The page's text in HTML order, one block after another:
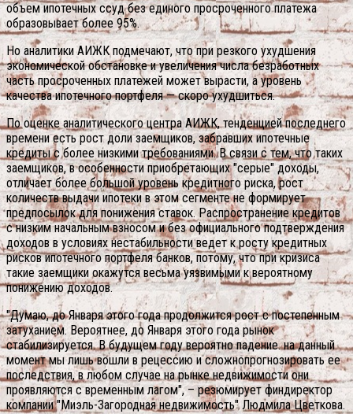
объем ипотечных ссуд без единого просроченного платежа
образовывает более 95%.
Но аналитики АИЖК подмечают, что при резкого ухудшения
экономической обстановке и увеличения числа безработных
часть просроченных платежей может вырасти, а уровень
качества ипотечного портфеля — скоро ухудшиться.
По оценке аналитического центра АИЖК, тенденцией последнего
времени есть рост доли заемщиков, забравших ипотечные
кредиты с более низкими требованиями. В связи с тем, что таких
заемщиков, в особенности приобретающих "серые" доходы,
отличает более большой уровень кредитного риска, рост
количеств выдачи ипотеки в этом сегменте не формирует
предпосылок для понижения ставок. Распространение кредитов
с низким начальным взносом и без официального подтверждения
доходов в условиях нестабильности ведет к росту кредитных
рисков ипотечного портфеля банков, потому, что при кризиса
такие заемщики окажутся весьма уязвимыми к вероятному
понижению доходов.
"Думаю, до Января этого года продолжится рост с постепенным
затуханием. Вероятнее, до Января этого года рынок
стабилизируется. В будущем году вероятно падение. на данный
момент мы лишь вошли в рецессию и сложнопрогнозировать ее
последствия, в любом случае на рынке недвижимости они
проявляются с временным лагом", – резюмирует финдиректор
компании "Миэль-Загородная недвижимость" Людмила Цветкова.